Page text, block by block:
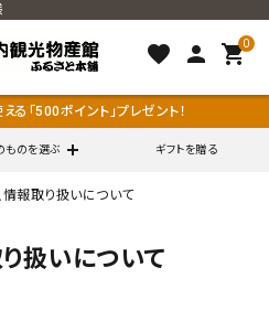
favorite person 0
shopping_cart
る「500ポイント」プレゼント！
ものを選ぶ ギフトを贈る
報取り扱いについて
扱いについて